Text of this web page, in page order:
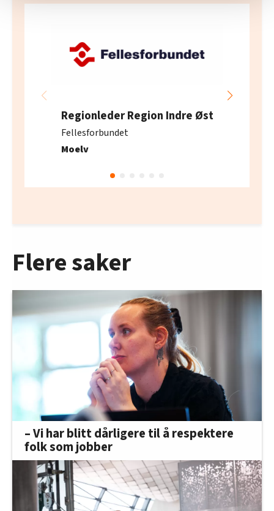
Vi deler bare informasjon om hvordan du bruker
oversikten lengre ned på denne siden.
Regionleder Region Indre Øst
Fellesforbundet
Moelv
Flere saker
– Vi har blitt dårligere til å respektere
folk som jobber